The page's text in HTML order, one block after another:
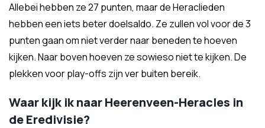
Allebei hebben ze 27 punten, maar de Heraclieden
hebben een iets beter doelsaldo. Ze zullen vol voor de 3
punten gaan om niet verder naar beneden te hoeven
kijken. Naar boven hoeven ze sowieso niet te kijken. De
plekken voor play-offs zijn ver buiten bereik.
Waar kijk ik naar Heerenveen-Heracles in
de Eredivisie?